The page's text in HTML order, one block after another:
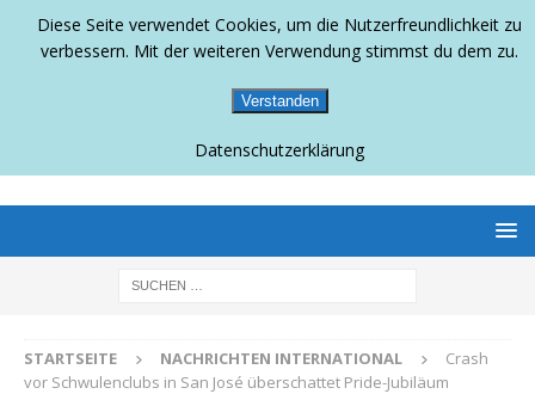
BERLINS SCHWULLESBISCHES MAGAZIN
STARTSEITE NACHRICHTEN INTERNATIONAL
Crash
vor Schwulenclubs in San José überschattet Pride-Jubiläum
Diese Seite verwendet Cookies, um die Nutzerfreundlichkeit zu
verbessern. Mit der weiteren Verwendung stimmst du dem zu.
Verstanden
Datenschutzerklärung